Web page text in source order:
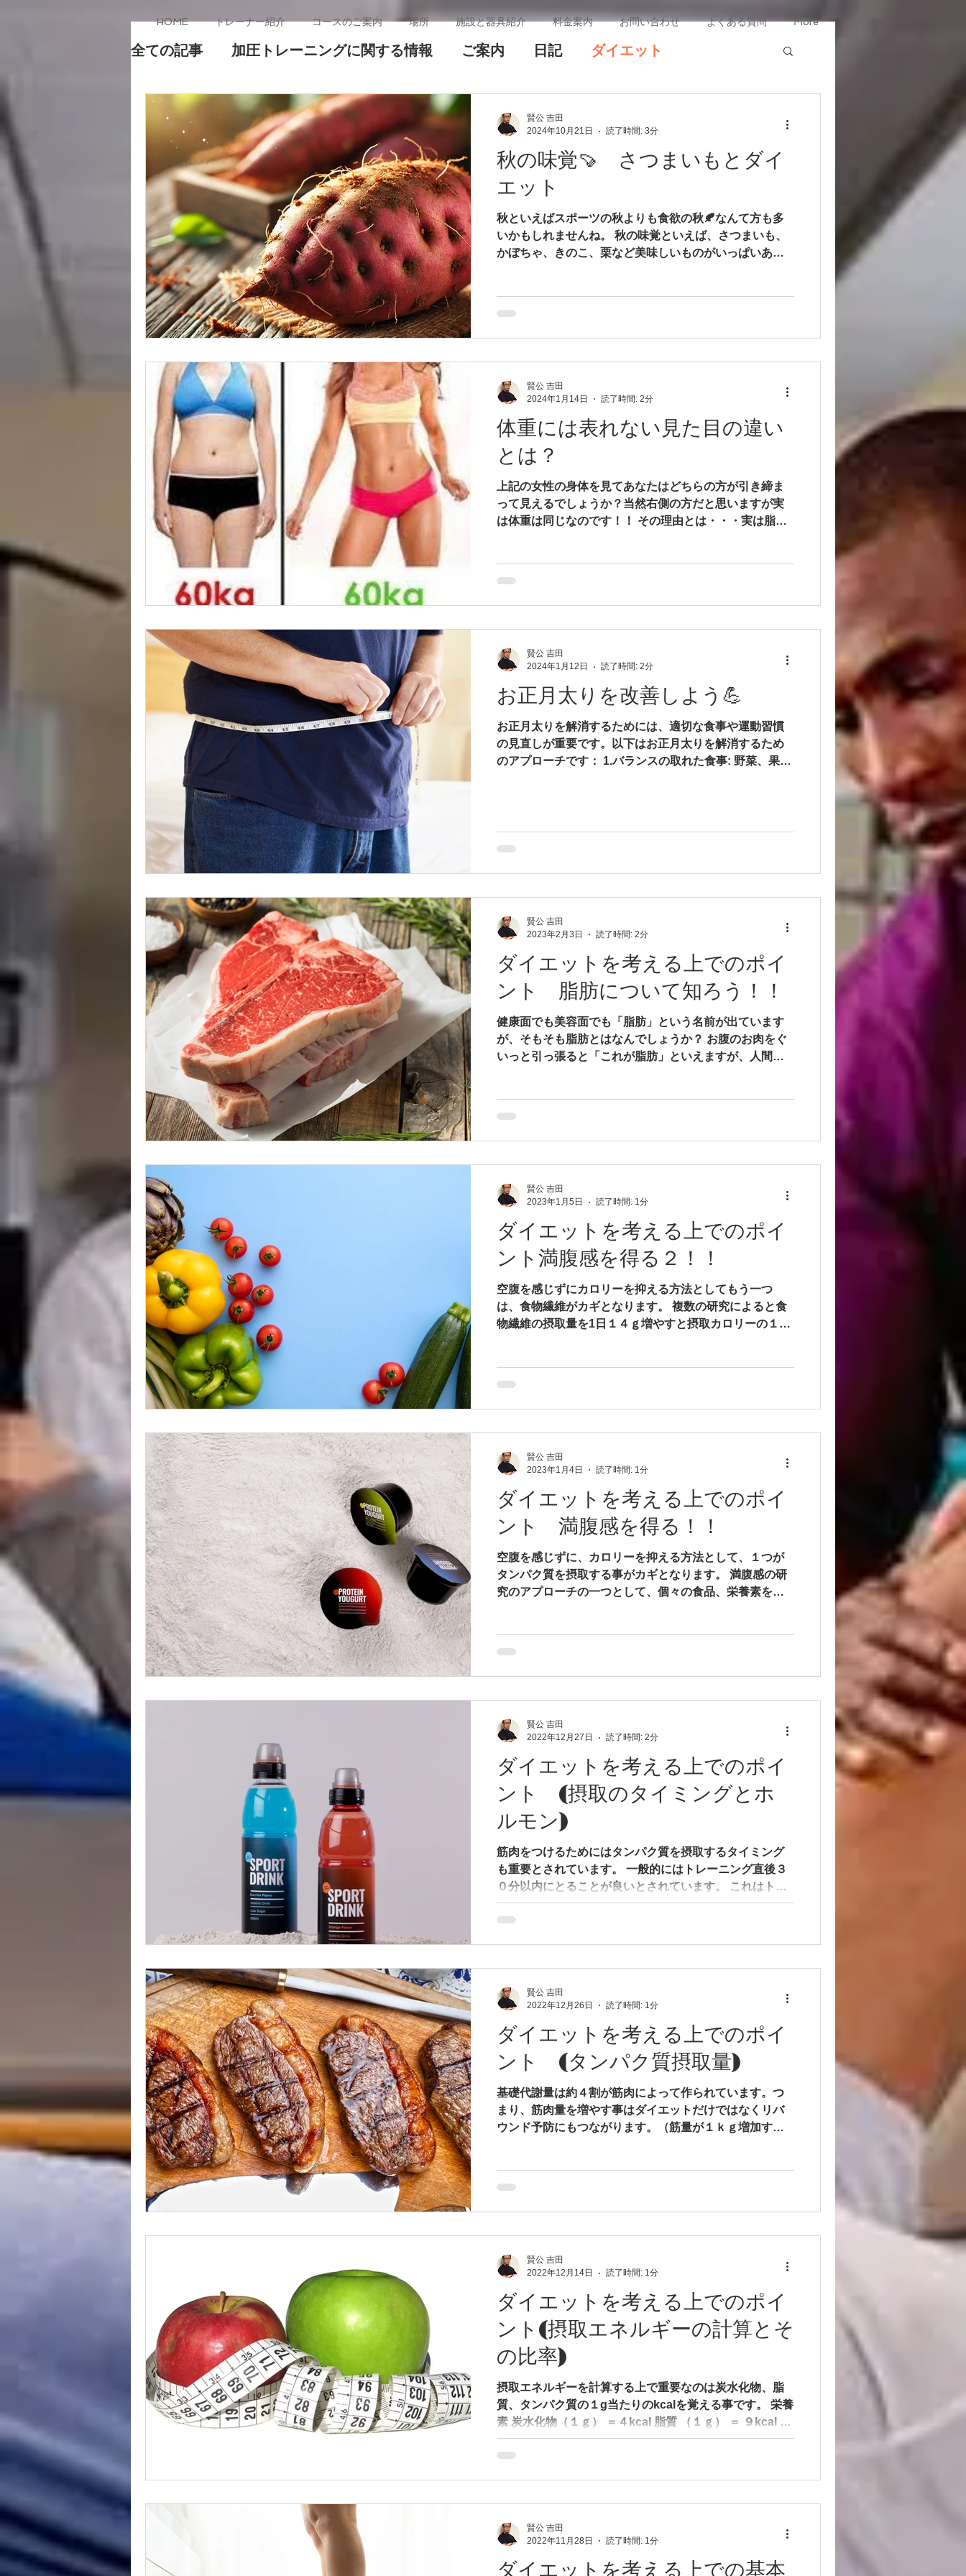
HOME トレーナー紹介 コースのご案内 場所 施設と器具紹介 料金案内 お問い合わせ よくある質問 More
全ての記事 加圧トレーニングに関する情報 ご案内 日記 ダイエット
プロテイン&アミノ酸について コンディションについて
所属団体&資格
秋の味覚🍠 さつまいもとダイ
エット
秋といえばスポーツの秋よりも食欲の秋🍂なんて方も多
いかもしれませんね。 秋の味覚といえば、さつまいも、
かぼちゃ、きのこ、栗など美味しいものがいっぱいあっ
賢公 吉田
2024年10月21日
読了時間: 3分
体重には表れない見た目の違い
とは？
上記の女性の身体を見てあなたはどちらの方が引き締ま
って見えるでしょうか？当然右側の方だと思いますが実
は体重は同じなのです！！ その理由とは・・・実は脂肪
賢公 吉田
2024年1月14日
読了時間: 2分
お正月太りを改善しよう💪
お正月太りを解消するためには、適切な食事や運動習慣
の見直しが重要です。以下はお正月太りを解消するため
のアプローチです： 1.バランスの取れた食事: 野菜、果
賢公 吉田
2024年1月12日
読了時間: 2分
ダイエットを考える上でのポイ
ント 脂肪について知ろう！！
健康面でも美容面でも「脂肪」という名前が出ています
が、そもそも脂肪とはなんでしょうか？ お腹のお肉をぐ
いっと引っ張ると「これが脂肪」といえますが、人間の
賢公 吉田
2023年2月3日
読了時間: 2分
ダイエットを考える上でのポイ
ント満腹感を得る２！！
空腹を感じずにカロリーを抑える方法としてもう一つ
は、食物繊維がカギとなります。 複数の研究によると食
物繊維の摂取量を1日１４ｇ増やすと摂取カロリーの１
賢公 吉田
2023年1月5日
読了時間: 1分
ダイエットを考える上でのポイ
ント 満腹感を得る！！
空腹を感じずに、カロリーを抑える方法として、１つが
タンパク質を摂取する事がカギとなります。 満腹感の研
究のアプローチの一つとして、個々の食品、栄養素を摂
賢公 吉田
2023年1月4日
読了時間: 1分
ダイエットを考える上でのポイ
ント (摂取のタイミングとホ
ルモン)
筋肉をつけるためにはタンパク質を摂取するタイミング
も重要とされています。 一般的にはトレーニング直後３
０分以内にとることが良いとされています。 これはトレ
ーニングによる成長ホルモンとの関係があります。 成長
ホルモンとは？...
賢公 吉田
2022年12月27日
読了時間: 2分
ダイエットを考える上でのポイ
ント (タンパク質摂取量)
基礎代謝量は約４割が筋肉によって作られています。つ
まり、筋肉量を増やす事はダイエットだけではなくリバ
ウンド予防にもつながります。（筋量が１ｋｇ増加する
賢公 吉田
2022年12月26日
読了時間: 1分
ダイエットを考える上でのポイ
ント(摂取エネルギーの計算とそ
の比率)
摂取エネルギーを計算する上で重要なのは炭水化物、脂
質、タンパク質の１g当たりのkcalを覚える事です。 栄養
素 炭水化物（１ｇ） ＝４kcal 脂質 （１ｇ） ＝ ９kcal 蛋
白質 (１ｇ） ＝４kcal 摂取エネルギーの比率について 炭
水化物＝比率５０％...
賢公 吉田
2022年12月14日
読了時間: 1分
ダイエットを考える上での基本
賢公 吉田
2022年11月28日
読了時間: 1分